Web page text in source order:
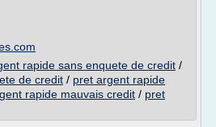
rapide sans enquete de credit /
de credit / pret argent rapide
rapide mauvais credit / pret